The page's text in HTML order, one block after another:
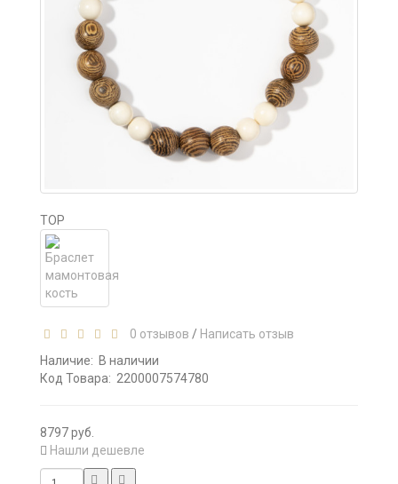
TOP
0 отзывов / Написать отзыв
Наличие: В наличии
Код Товара: 2200007574780
8797 руб.
Нашли дешевле